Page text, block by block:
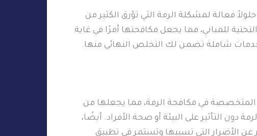
فعالة لمشكلة الرمة التي تؤرق الكثير من
للمباني، مما يجعل مكافحتها أمرًا في غاية
شاملة تضمن لك التخلص النهائي منها.
المتخصصة في مكافحة الرمة، مما يجعلها من
التأثير على البيئة أو صحة الأفراد. أيضًا،
الأضرار التي تسببها وتستمر في تطبيق